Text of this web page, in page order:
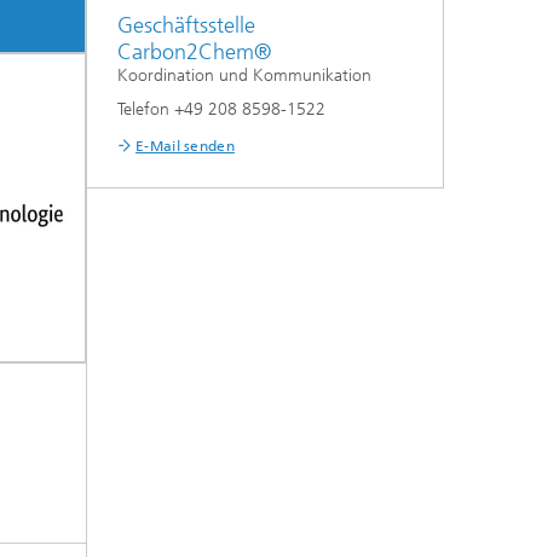
Geschäftsstelle
Carbon2Chem®
Koordination und Kommunikation
Telefon +49 208 8598-1522
E-Mail senden